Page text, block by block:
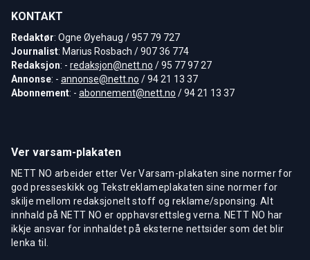
KONTAKT
Redaktør: Ogne Øyehaug / 957 79 727
Journalist: Marius Rosbach / 907 36 774
Redaksjon: - redaksjon@nett.no / 95 77 97 27
Annonse: - annonse@nett.no / 94 21 13 37
Abonnement: - abonnement@nett.no / 94 21 13 37
Ver varsam-plakaten
NETT NO arbeider etter Ver Varsam-plakaten sine normer for
god presseskikk og Tekstreklameplakaten sine normer for
skilje mellom redaksjonelt stoff og reklame/sponsing. Alt
innhald på NETT NO er opphavsrettsleg verna. NETT NO har
ikkje ansvar for innhaldet på eksterne nettsider som det blir
lenka til.